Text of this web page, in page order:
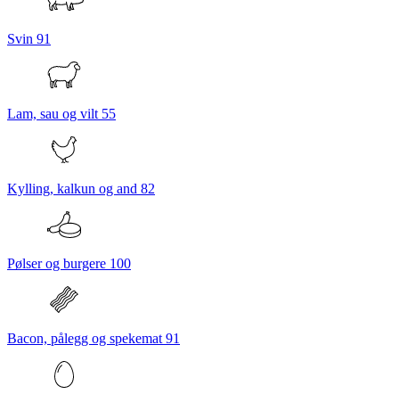
Svin 91
Lam, sau og vilt 55
Kylling, kalkun og and 82
Pølser og burgere 100
Bacon, pålegg og spekemat 91